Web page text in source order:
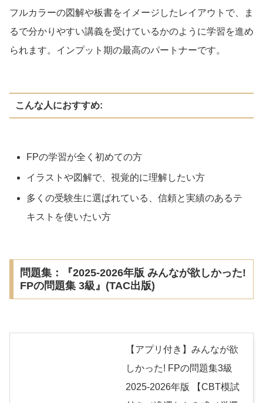
フルカラーの図解や板書をイメージしたレイアウトで、ま
るで分かりやすい講義を受けているかのように学習を進め
られます。インプット期の最高のパートナーです。
こんな人におすすめ:
FPの学習が全く初めての方
イラストや図解で、視覚的に理解したい方
多くの受験生に選ばれている、信頼と実績のあるテ
キストを使いたい方
問題集：『2025-2026年版 みんなが欲しかった!
FPの問題集 3級』(TAC出版)
【アプリ付き】みんなが欲
しかった! FPの問題集3級
2025-2026年版 【CBT模試